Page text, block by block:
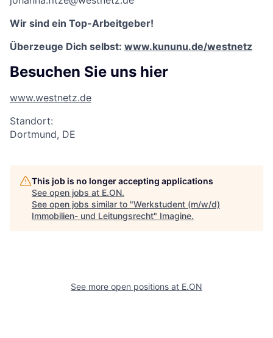
Wir sind ein Top-Arbeitgeber!
Überzeuge Dich selbst: www.kununu.de/westnetz
Besuchen Sie uns hier
www.westnetz.de
Standort:
Dortmund, DE
This job is no longer accepting applications
See open jobs at E.ON.
See open jobs similar to "Werkstudent (m/w/d)
Immobilien- und Leitungsrecht" Imagine.
See more open positions at E.ON